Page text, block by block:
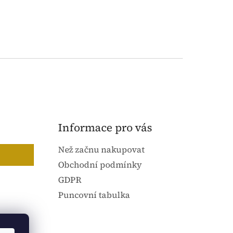
Informace pro vás
Než začnu nakupovat
Obchodní podmínky
GDPR
Puncovní tabulka